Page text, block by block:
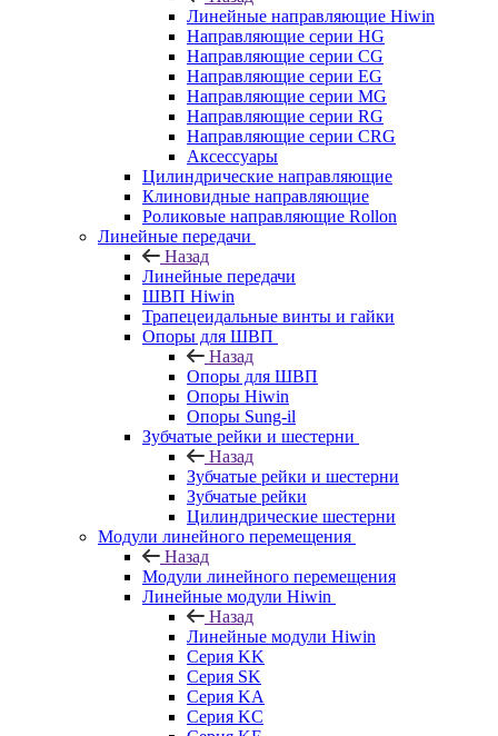
Линейные направляющие Hiwin
Направляющие серии HG
Направляющие серии CG
Направляющие серии EG
Направляющие серии MG
Направляющие серии RG
Направляющие серии CRG
Аксессуары
Цилиндрические направляющие
Клиновидные направляющие
Роликовые направляющие Rollon
Линейные передачи
Назад
Линейные передачи
ШВП Hiwin
Трапецеидальные винты и гайки
Опоры для ШВП
Назад
Опоры для ШВП
Опоры Hiwin
Опоры Sung-il
Зубчатые рейки и шестерни
Назад
Зубчатые рейки и шестерни
Зубчатые рейки
Цилиндрические шестерни
Модули линейного перемещения
Назад
Модули линейного перемещения
Линейные модули Hiwin
Назад
Линейные модули Hiwin
Серия KK
Серия SK
Серия KA
Серия KC